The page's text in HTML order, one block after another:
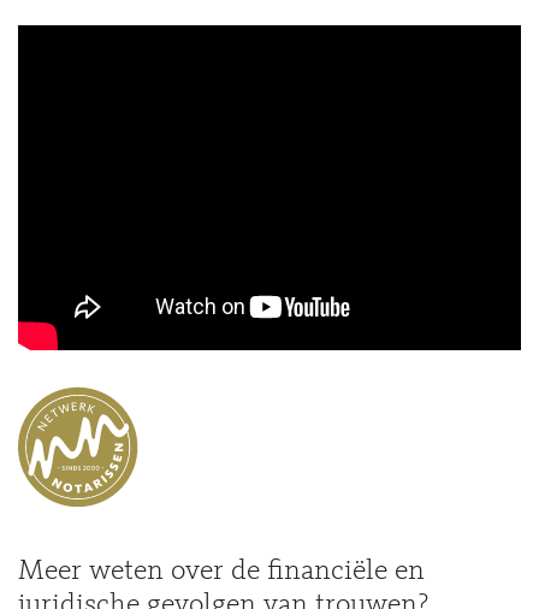
Meer weten over de financiële en